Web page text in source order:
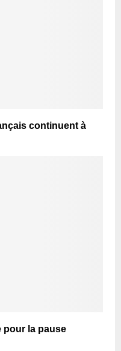
continuent à
pour la pause